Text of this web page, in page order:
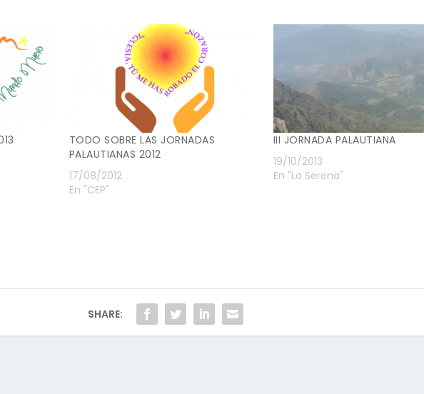
TODO SOBRE LAS JORNADAS
PALAUTIANAS 2012
17/08/2012
En "CEP"
III JORNADA PALAUTIANA
19/10/2013
En "La Serena"
SHARE: